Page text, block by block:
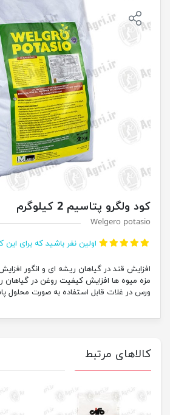
کود ولگرو پتاسیم 2 کیلوگرم
Welgero potasio
اولین نفر باشید که برای این
افزایش قند در گیاهان ریشه ای و انگور
مزه میوه ها افزایش کیفیت روغن در گیاهان
ورس در غلات قابل استفاده به صورت محلول
کالاهای مرتبط